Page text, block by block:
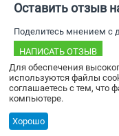
Оставить отзыв
Поделитесь мнением с
НАПИСАТЬ ОТЗЫВ
© 2024 - ООО «Мега-Велд»
Политика
Для обеспечения
используются файлы
соглашаетесь с тем, что
компьютере.
Хорошо